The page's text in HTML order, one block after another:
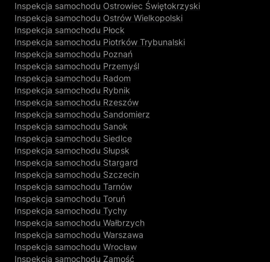
Inspekcja samochodu Ostrowiec Świętokrzyski
Inspekcja samochodu Ostrów Wielkopolski
Inspekcja samochodu Płock
Inspekcja samochodu Piotrków Trybunalski
Inspekcja samochodu Poznań
Inspekcja samochodu Przemyśl
Inspekcja samochodu Radom
Inspekcja samochodu Rybnik
Inspekcja samochodu Rzeszów
Inspekcja samochodu Sandomierz
Inspekcja samochodu Sanok
Inspekcja samochodu Siedlce
Inspekcja samochodu Słupsk
Inspekcja samochodu Stargard
Inspekcja samochodu Szczecin
Inspekcja samochodu Tarnów
Inspekcja samochodu Toruń
Inspekcja samochodu Tychy
Inspekcja samochodu Wałbrzych
Inspekcja samochodu Warszawa
Inspekcja samochodu Wrocław
Inspekcja samochodu Zamość